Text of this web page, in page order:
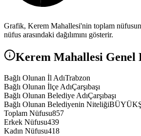
Grafik, Kerem Mahallesi'nin toplam
nüfus arasındaki dağılımını gösterir.
Kerem Mahallesi
Bağlı Olunan İl AdıTrabzon
Bağlı Olunan İlçe AdıÇarşıbaşı
Bağlı Olunan Belediye AdıÇarşıbaşı
Bağlı Olunan Belediyenin Niteliği
Toplam Nüfusu857
Erkek Nüfusu439
Kadın Nüfusu418